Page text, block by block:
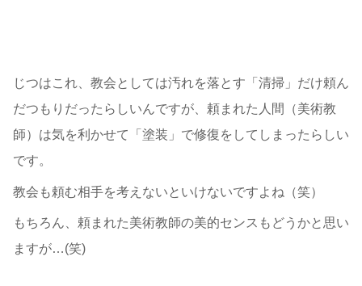
じつはこれ、教会としては汚れを落とす「清掃」だけ頼ん
だつもりだったらしいんですが、頼まれた人間（美術教
師）は気を利かせて「塗装」で修復をしてしまったらしい
です。
教会も頼む相手を考えないといけないですよね（笑）
もちろん、頼まれた美術教師の美的センスもどうかと思い
ますが…(笑)